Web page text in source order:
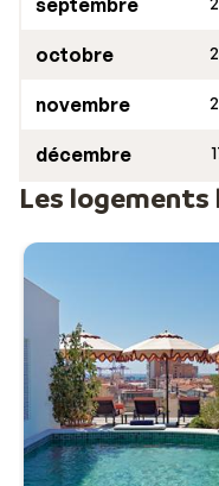
septembre
octobre
novembre
décembre
Les logements